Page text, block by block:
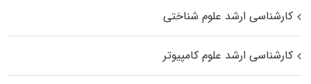
کارشناسی ارشد علوم شناختی
کارشناسی ارشد علوم کامپیوتر